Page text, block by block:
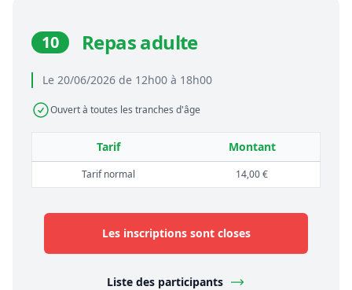
Le 20/06/2026 de 12h00 à 18h00
Ouvert à toutes les tranches d'âge
10 Repas adulte
Tarif Montant
Tarif normal 14,00 €
Les inscriptions sont closes
Liste des participants